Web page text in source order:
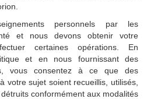
personnels par les
et nous devons obtenir votre
certaines opérations. En
et en nous fournissant des
vous consentez à ce que des
votre sujet soient recueillis, utilisés,
conformément aux modalités